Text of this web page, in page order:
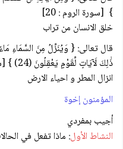
} [سورة الروم : 20]
خلق الانسان من تراب
قال تعالى: { وَيُنَزِّلُ مِنَ السَّمَاءِ
ذَٰلِكَ لَآيَاتٍ لِّقَوْمٍ يَعْقِلُونَ (24) } [سورة الروم : 24]
انزال المطر و احياء الارض
المؤمنون إخوة
أجيب بمفردي
النشاط الأول: ماذا تفعل في